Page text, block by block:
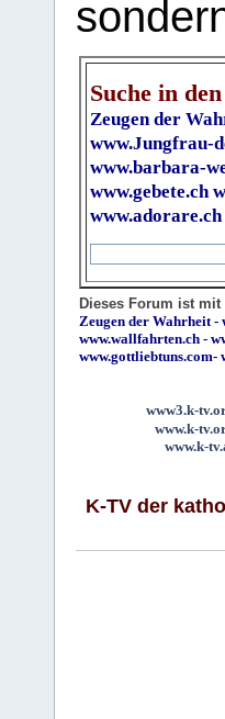
Suche in
Zeugen der
www.Jungfrau-
www.barbara-
www.gebete.ch
www.adorare.ch
Dieses Forum ist
Zeugen der Wahrheit-
www.wallfahrten.ch -
www.gottliebtuns.com-
www3.k-
www.k-
www.k-
K-TV der